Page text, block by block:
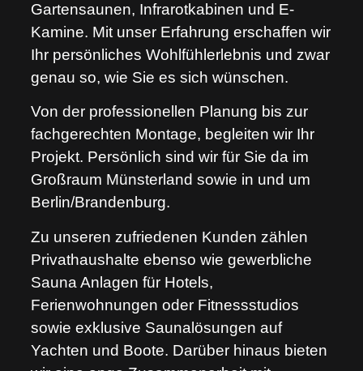
Gartensaunen, Infrarotkabinen und E-
Kamine. Mit unser Erfahrung erschaffen wir
Ihr persönliches Wohlfühlerlebnis und zwar
genau so, wie Sie es sich wünschen.
Von der professionellen Planung bis zur
fachgerechten Montage, begleiten wir Ihr
Projekt. Persönlich sind wir für Sie da im
Großraum Münsterland sowie in und um
Berlin/Brandenburg.
Zu unseren zufriedenen Kunden zählen
Privathaushalte ebenso wie gewerbliche
Sauna Anlagen für Hotels,
Ferienwohnungen oder Fitnessstudios
sowie exklusive Saunalösungen auf
Yachten und Boote. Darüber hinaus bieten